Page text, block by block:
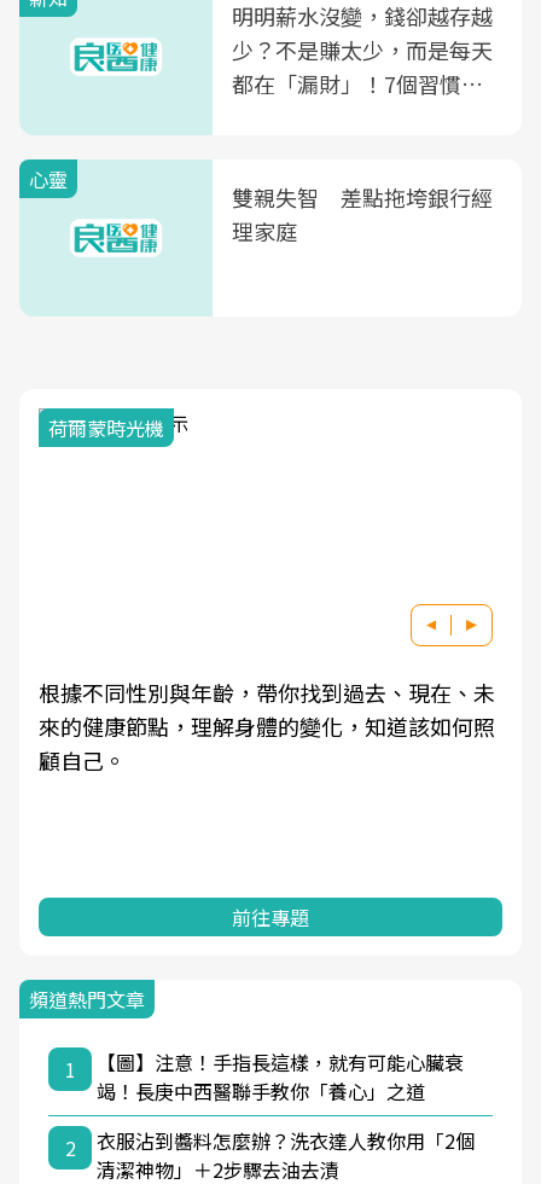
康照護生態圈
明明薪水沒變，錢卻越存越
少？不是賺太少，而是每天
都在「漏財」！7個習慣一
心靈
雙親失智 差點拖垮銀行經
理家庭
荷爾蒙時光機
根據不同性別與年齡，帶你找到過去、現在、未
來的健康節點，理解身體的變化，知道該如何照
顧自己。
前往專題
頻道熱門文章
1
【圖】注意！手指長這樣，就有可能心臟衰
竭！長庚中西醫聯手教你「養心」之道
2
衣服沾到醬料怎麼辦？洗衣達人教你用「2個
清潔神物」＋2步驟去油去漬